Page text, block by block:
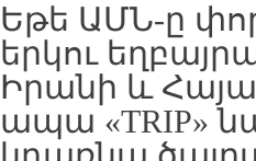
Եթե ԱՄՆ-ը
երկու
Իրանի և
ապա «TRIP»